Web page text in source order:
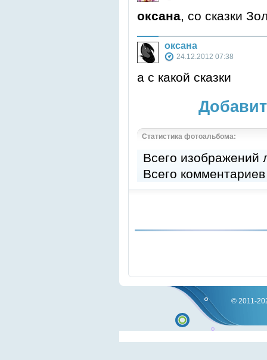
оксана , со сказки
оксана
24.12.2012 07:38
а с какой сказки
Статистика фотоальбома:
Всего
Всего
© 2011-